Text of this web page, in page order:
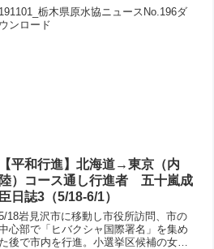
191101_栃木県原水協ニュースNo.196ダ
ウンロード
【平和行進】北海道→東京（内
陸）コース通し行進者 五十嵐成
臣日誌3（5/18-6/1）
18岩見沢市に移動し市役所訪問、市の
心部で「ヒバクシャ国際署名」を集め
た後で市内を行進。小選挙区候補の女鹿